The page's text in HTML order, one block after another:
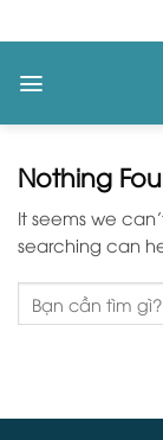
to
Nothing
It seems we
searching can